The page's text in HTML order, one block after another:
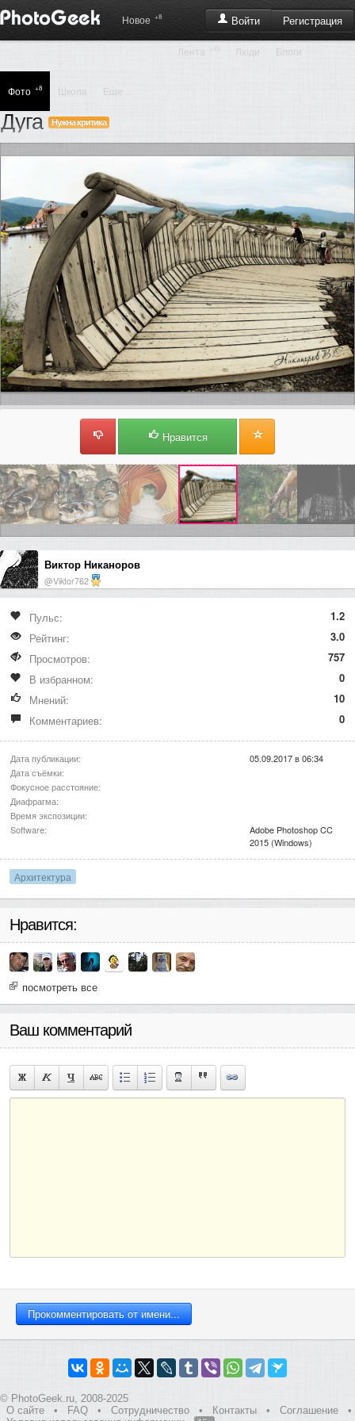
Войти Регистрация
Новое +8
Лента +43 Люди Блоги
Фото +8 Школа Еще ...
Дуга Нужна критика
Нравится
Виктор Никаноров
@Viktor762
Пульс:
1.2
Рейтинг:
3.0
Просмотров:
757
В избранном:
0
Мнений:
10
Комментариев:
0
Дата публикации:
05.09.2017 в 06:34
Дата съёмки:
Фокусное расстояние:
Диафрагма:
Время экспозиции:
Software:
Adobe Photoshop CC
2015 (Windows)
Архитектура
Нравится:
посмотреть все
Ваш комментарий
© PhotoGeek.ru, 2008-2025
О сайте
• FAQ • Сотрудничество • Контакты • Соглашение
•